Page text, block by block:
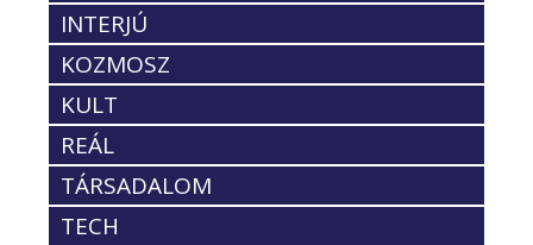
INTERJÚ
KOZMOSZ
KULT
REÁL
TÁRSADALOM
TECH